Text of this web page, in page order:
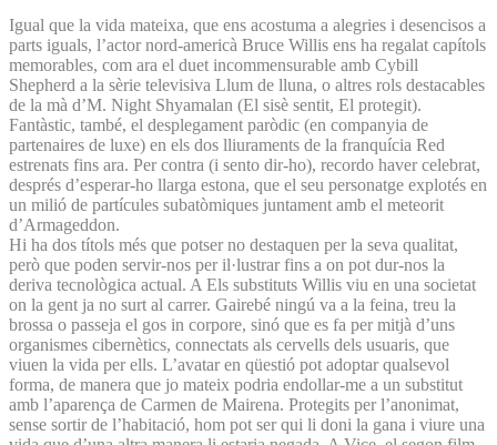
Igual que la vida mateixa, que ens acostuma a alegries i desencisos a
parts iguals, l’actor nord-americà Bruce Willis ens ha regalat capítols
memorables, com ara el duet incommensurable amb Cybill
Shepherd a la sèrie televisiva Llum de lluna, o altres rols destacables
de la mà d’M. Night Shyamalan (El sisè sentit, El protegit).
Fantàstic, també, el desplegament paròdic (en companyia de
partenaires de luxe) en els dos lliuraments de la franquícia Red
estrenats fins ara. Per contra (i sento dir-ho), recordo haver celebrat,
després d’esperar-ho llarga estona, que el seu personatge explotés en
un milió de partícules subatòmiques juntament amb el meteorit
d’Armageddon.
Hi ha dos títols més que potser no destaquen per la seva qualitat,
però que poden servir-nos per il·lustrar fins a on pot dur-nos la
deriva tecnològica actual. A Els substituts Willis viu en una societat
on la gent ja no surt al carrer. Gairebé ningú va a la feina, treu la
brossa o passeja el gos in corpore, sinó que es fa per mitjà d’uns
organismes cibernètics, connectats als cervells dels usuaris, que
viuen la vida per ells. L’avatar en qüestió pot adoptar qualsevol
forma, de manera que jo mateix podria endollar-me a un substitut
amb l’aparença de Carmen de Mairena. Protegits per l’anonimat,
sense sortir de l’habitació, hom pot ser qui li doni la gana i viure una